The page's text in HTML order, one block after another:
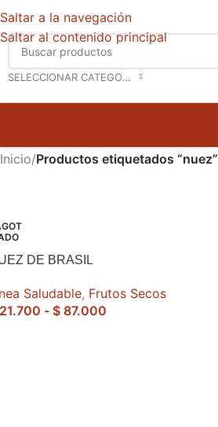
Saltar a la navegación
Saltar al contenido principal
SELECCIONAR CATEGORÍA
Inicio/Productos etiquetados “nuez”
DE BRASIL
Saludable, Frutos Secos
- $ 87.000